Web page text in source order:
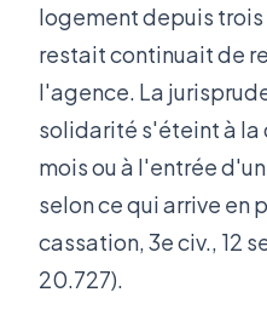
logement depuis
restait continuait de
l'agence. La
solidarité s'éteint à la
mois ou à l'entrée
selon ce qui arrive en
cassation, 3e civ., 12
20.727).